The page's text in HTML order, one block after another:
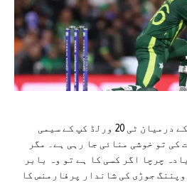
پاکستان اور نیوزی لینڈ کے درمیان ٹی 20 ورلڈ کپ کے سیمی
کی تو خوشی منائی جا رہی ہے۔ مگر
چرچا اگر کسی کا ہے تو وہ بابر
جوڑی کی شاندار پرفارمنس کا